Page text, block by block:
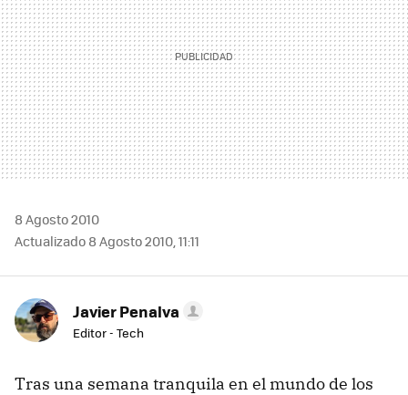
8 Agosto 2010
Actualizado 8 Agosto 2010, 11:11
Javier Penalva
Editor - Tech
Tras una semana tranquila en el mundo de los